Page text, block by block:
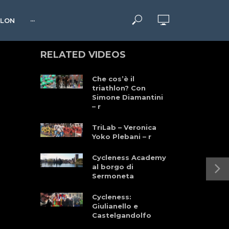
···
RELATED VIDEOS
Che cos’è il
triathlon? Con
Simone Diamantini
– r
TriLab – Veronica
Yoko Plebani – r
Cycleness Academy
al borgo di
Sermoneta
Cycleness:
Giulianello e
Castelgandolfo